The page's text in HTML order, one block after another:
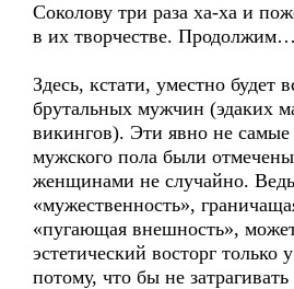
Соколову три раза ха-ха и
в их творчестве.
Здесь, кстати, уместно будет
брутальных мужчин (эдаких
викингов). Эти явно не самые
мужского пола были
женщинами не случайно.
«мужественность»,
«пугающая внешность»,
эстетический восторг
потому, что бы не